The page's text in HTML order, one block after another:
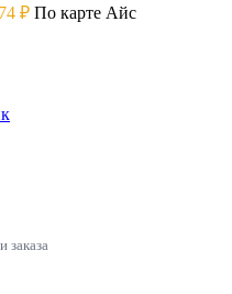
₽ По карте Айс
заказа